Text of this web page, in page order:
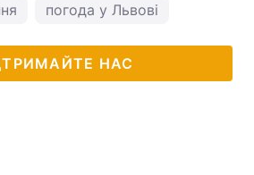
погода у Львові
НАС